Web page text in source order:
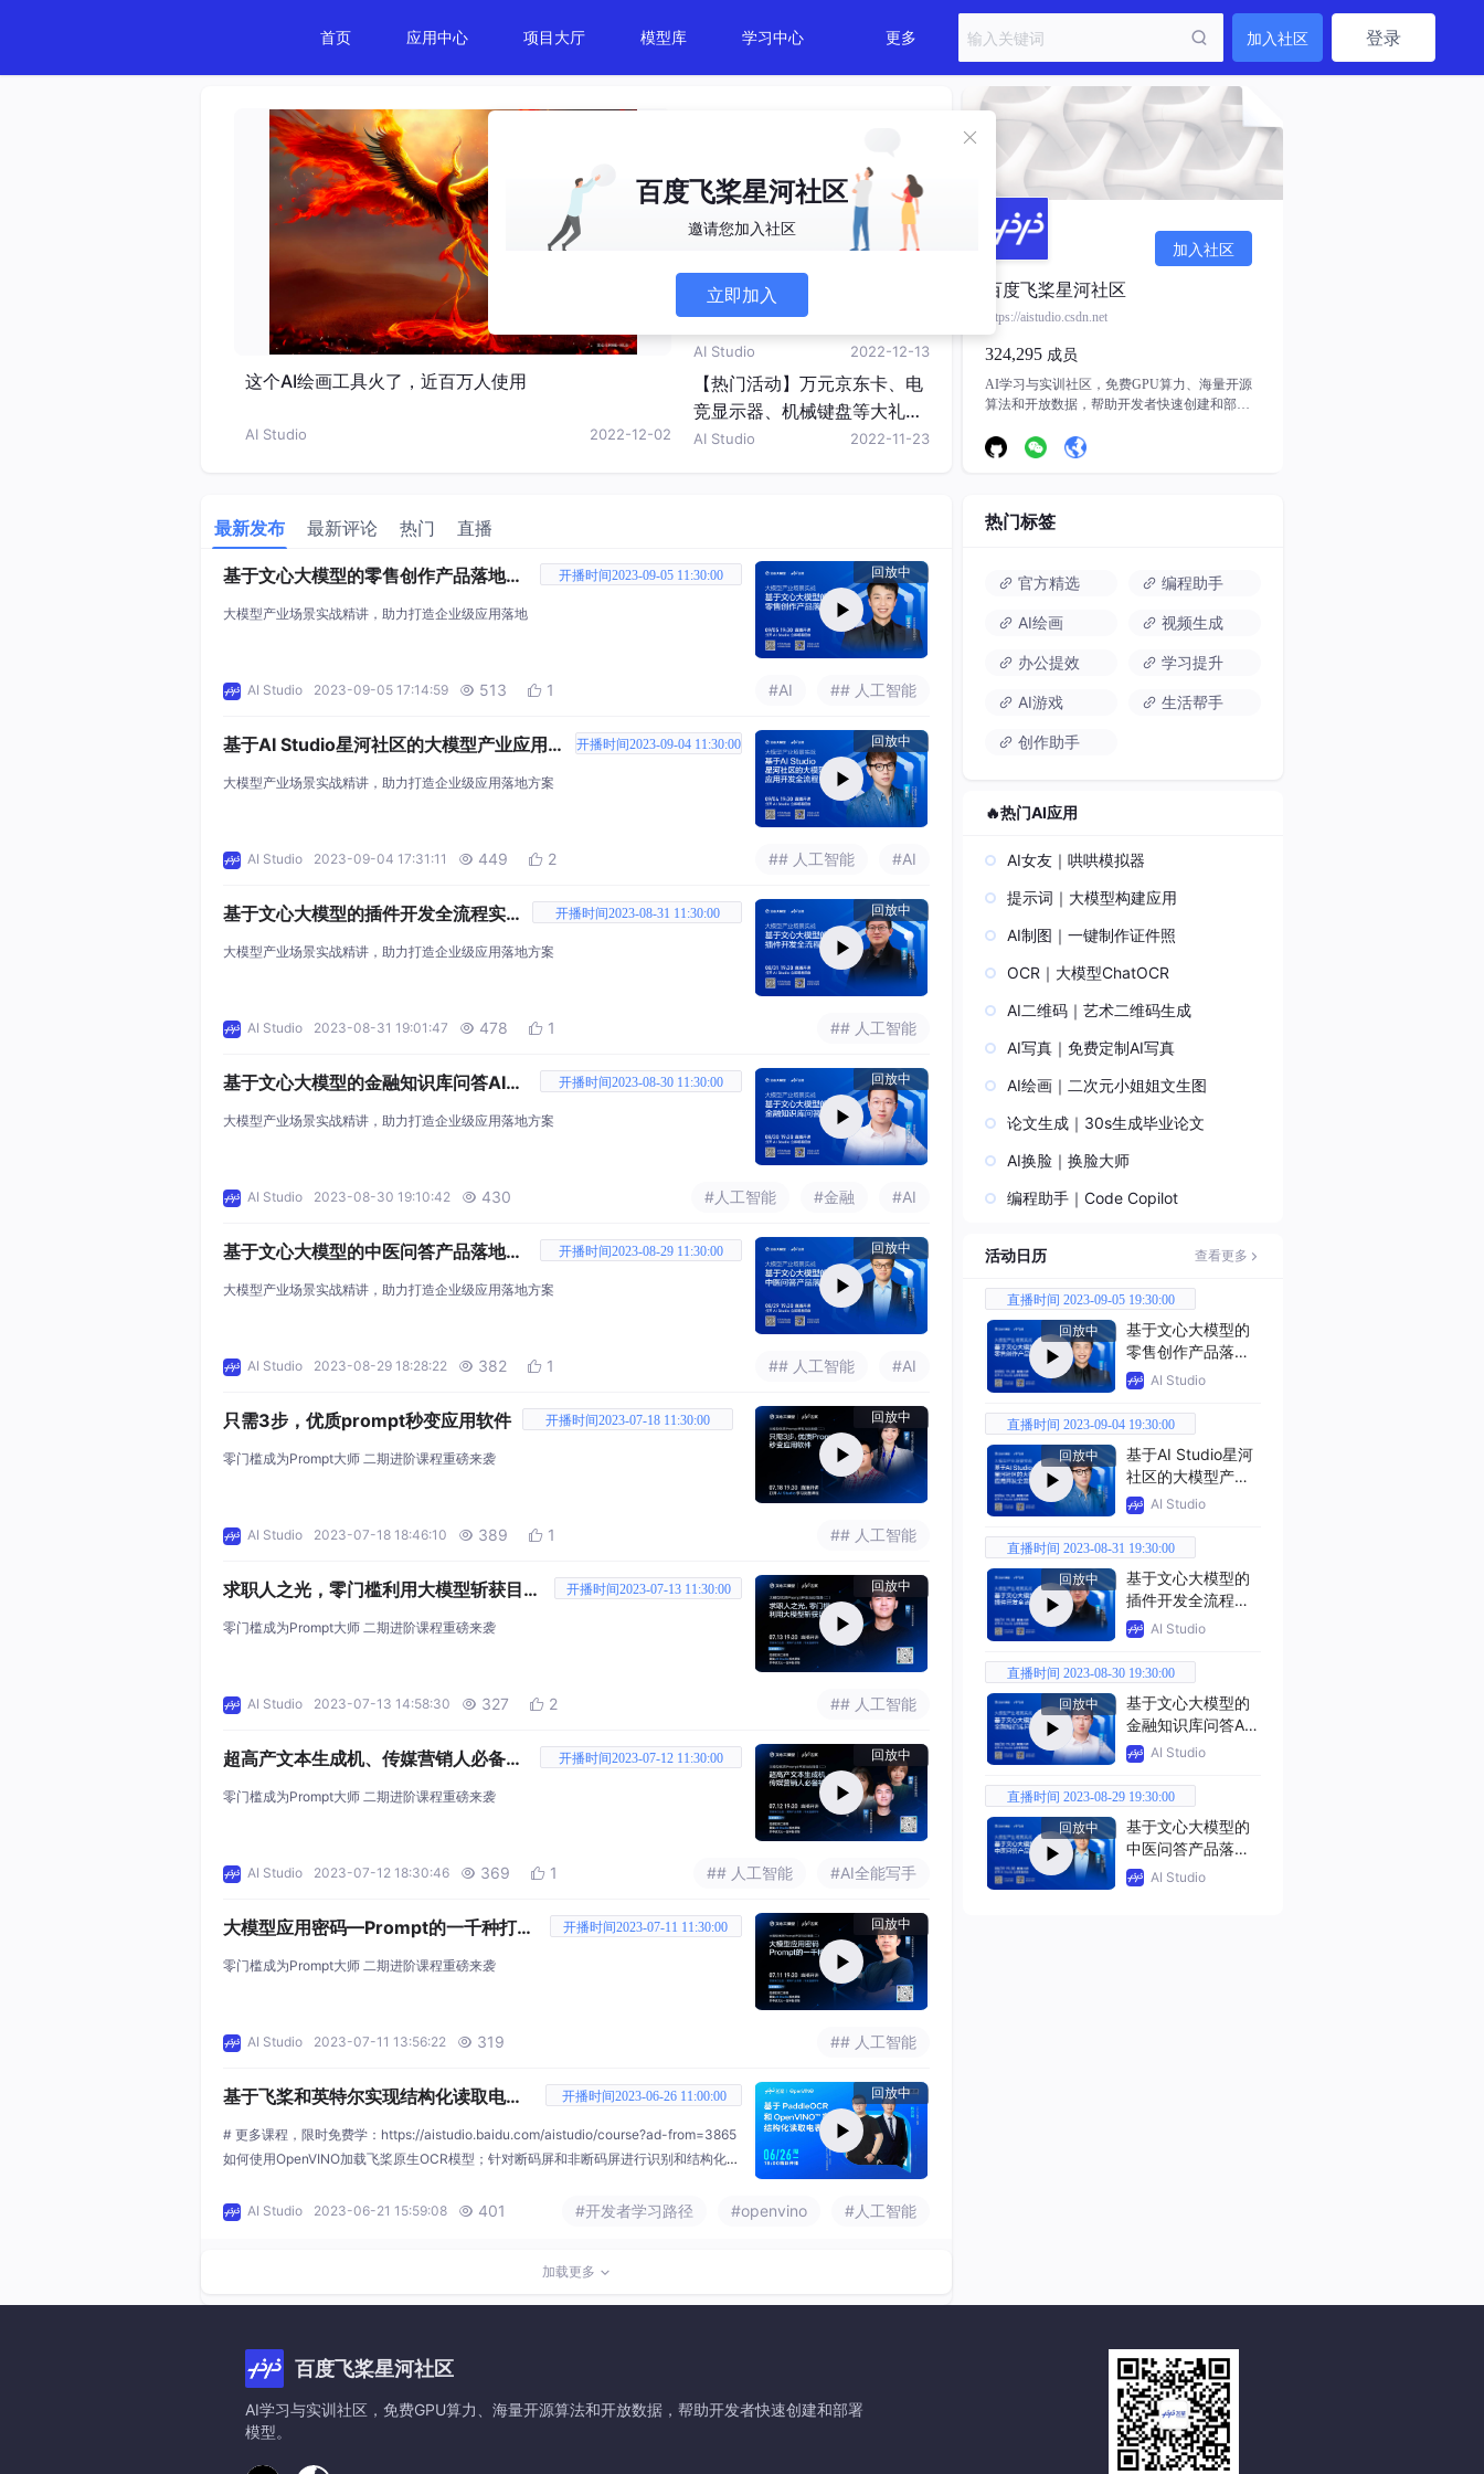
首页 应用中心 项目大厅 模型库 学习中心 更多 加入社区 登录
这个AI绘画工具火了，近百万人使用
AI Studio 2022-12-02
TC
飞桨PaddlePaddle 2023-03-01
AIGC，人工智能的下一个风
口？
爆火的ChatGPT背后都需要掌
握哪些知识？
AI Studio 2022-12-13
【热门活动】万元京东卡、电
竞显示器、机械键盘等大礼发
放中...
AI Studio 2022-11-23
加入社区
百度飞桨星河社区
https://aistudio.csdn.net
324,295 成员
AI学习与实训社区，免费GPU算力、海量开源
算法和开放数据，帮助开发者快速创建和部署
最新发布 最新评论 热门 直播
基于文心大模型的零售创作产品落地实
战
开播时间2023-09-05 11:30:00
大模型产业场景实战精讲，助力打造企业级应用落地
回放中
AI Studio 2023-09-05 17:14:59  513  1 #AI ## 人工智能
基于AI Studio星河社区的大模型产业应用
开发全流程实战
开播时间2023-09-04 11:30:00
大模型产业场景实战精讲，助力打造企业级应用落地方案
回放中
AI Studio 2023-09-04 17:31:11  449  2 ## 人工智能 #AI
基于文心大模型的插件开发全流程实
战
开播时间2023-08-31 11:30:00
大模型产业场景实战精讲，助力打造企业级应用落地方案
回放中
AI Studio 2023-08-31 19:01:47  478  1 ## 人工智能
基于文心大模型的金融知识库问答AI实
战
开播时间2023-08-30 11:30:00
大模型产业场景实战精讲，助力打造企业级应用落地方案
回放中
AI Studio 2023-08-30 19:10:42  430 #人工智能 #金融 #AI
基于文心大模型的中医问答产品落地实
战
开播时间2023-08-29 11:30:00
大模型产业场景实战精讲，助力打造企业级应用落地方案
回放中
AI Studio 2023-08-29 18:28:22  382  1 ## 人工智能 #AI
只需3步，优质prompt秒变应用软件 开播时间2023-07-18 11:30:00
零门槛成为Prompt大师 二期进阶课程重磅来袭
回放中
AI Studio 2023-07-18 18:46:10  389  1 ## 人工智能
求职人之光，零门槛利用大模型斩获目标
offer
开播时间2023-07-13 11:30:00
零门槛成为Prompt大师 二期进阶课程重磅来袭
回放中
AI Studio 2023-07-13 14:58:30  327  2 ## 人工智能
超高产文本生成机、传媒营销人必备神
器
开播时间2023-07-12 11:30:00
零门槛成为Prompt大师 二期进阶课程重磅来袭
回放中
AI Studio 2023-07-12 18:30:46  369  1 ## 人工智能 #AI全能写手
大模型应用密码—Prompt的一千种打开
方式
开播时间2023-07-11 11:30:00
零门槛成为Prompt大师 二期进阶课程重磅来袭
回放中
AI Studio 2023-07-11 13:56:22  319 ## 人工智能
基于飞桨和英特尔实现结构化读取电表
数据
开播时间2023-06-26 11:00:00
# 更多课程，限时免费学：https://aistudio.baidu.com/aistudio/course?ad-from=3865
如何使用OpenVINO加载飞桨原生OCR模型；针对断码屏和非断码屏进行识别和结构化输
回放中
AI Studio 2023-06-21 15:59:08  401 #开发者学习路径 #openvino #人工智能
加载更多
热门标签
官方精选 编程助手
AI绘画 视频生成
办公提效 学习提升
AI游戏 生活帮手
创作助手
🔥热门AI应用
AI女友｜哄哄模拟器
提示词｜大模型构建应用
AI制图｜一键制作证件照
OCR｜大模型ChatOCR
AI二维码｜艺术二维码生成
AI写真｜免费定制AI写真
AI绘画｜二次元小姐姐文生图
论文生成｜30s生成毕业论文
AI换脸｜换脸大师
编程助手｜Code Copilot
活动日历 查看更多
直播时间 2023-09-05 19:30:00
回放中
基于文心大模型的
零售创作产品落地
实战AI Studio
直播时间 2023-09-04 19:30:00
回放中
基于AI Studio星河
社区的大模型产业
应用开发全流程实
战
AI Studio
直播时间 2023-08-31 19:30:00
回放中
基于文心大模型的
插件开发全流程实
战 AI Studio
直播时间 2023-08-30 19:30:00
回放中
基于文心大模型的
金融知识库问答AI
实战AI Studio
直播时间 2023-08-29 19:30:00
回放中
基于文心大模型的
中医问答产品落地
实战AI Studio
百度飞桨星河社区
AI学习与实训社区，免费GPU算力、海量开源算法和开放数据，帮助开发者快速创建和部署
模型。
百度飞桨星河社区
邀请您加入社区
立即加入